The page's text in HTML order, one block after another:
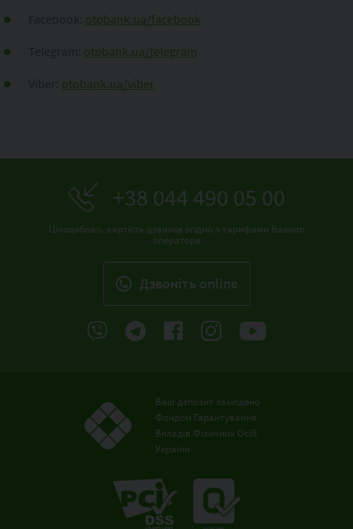
otpbank.ua/facebook
otpbank.ua/telegram
otpbank.ua/viber
+38 044 490 05 00
Цілодобово, вартість дзвінків згідно з тарифами Вашого
оператора
Дзвонiть online
Ваш депозит захищено
Фондом Гарантування
Вкладів Фізичних Осіб
України